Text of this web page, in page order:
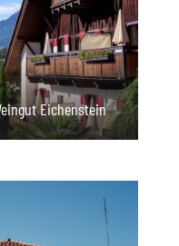
Eichenstein